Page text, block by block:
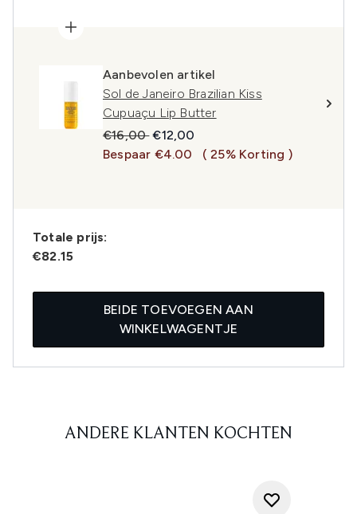
Aanbevolen artikel
Sol de Janeiro Brazilian Kiss
Cupuaçu Lip Butter
Recommended Retail Price:
€16,00Huidige prijs:
€12,00
Bespaar €4.00
( 25% Korting )
Totale prijs:
€82.15
BEIDE TOEVOEGEN AAN
WINKELWAGENTJE
ANDERE KLANTEN KOCHTEN